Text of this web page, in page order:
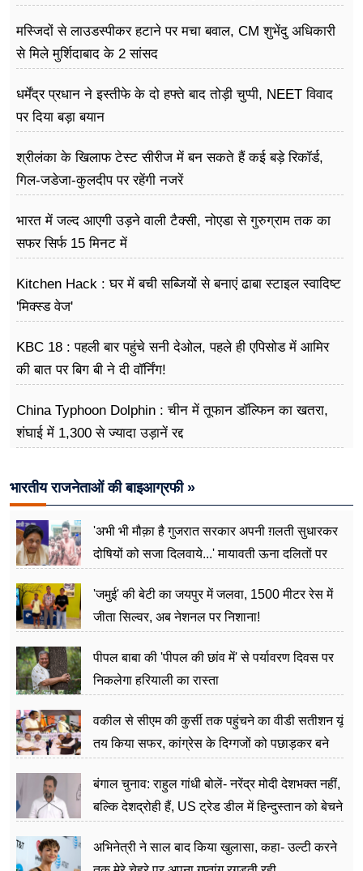
मस्जिदों से लाउडस्पीकर हटाने पर मचा बवाल, CM शुभेंदु अधिकारी
से मिले मुर्शिदाबाद के 2 सांसद
धर्मेंद्र प्रधान ने इस्तीफे के दो हफ्ते बाद तोड़ी चुप्पी, NEET विवाद
पर दिया बड़ा बयान
श्रीलंका के खिलाफ टेस्ट सीरीज में बन सकते हैं कई बड़े रिकॉर्ड,
गिल-जडेजा-कुलदीप पर रहेंगी नजरें
भारत में जल्द आएगी उड़ने वाली टैक्सी, नोएडा से गुरुग्राम तक का
सफर सिर्फ 15 मिनट में
Kitchen Hack : घर में बची सब्जियों से बनाएं ढाबा स्टाइल स्वादिष्ट
'मिक्स्ड वेज'
KBC 18 : पहली बार पहुंचे सनी देओल, पहले ही एपिसोड में आमिर
की बात पर बिग बी ने दी वॉर्निंग!
China Typhoon Dolphin : चीन में तूफान डॉल्फिन का खतरा,
शंघाई में 1,300 से ज्यादा उड़ानें रद्द
भारतीय राजनेताओं की बाइआग्रफी »
'अभी भी मौक़ा है गुजरात सरकार अपनी ग़लती सुधारकर
दोषियों को सजा दिलवाये...' मायावती ऊना दलितों पर
'जमुई' की बेटी का जयपुर में जलवा, 1500 मीटर रेस में
जीता सिल्वर, अब नेशनल पर निशाना!
पीपल बाबा की 'पीपल की छांव में' से पर्यावरण दिवस पर
निकलेगा हरियाली का रास्ता
वकील से सीएम की कुर्सी तक पहुंचने का वीडी सतीशन यूं
तय किया सफर, कांग्रेस के दिग्गजों को पछाड़कर बने
बंगाल चुनाव: राहुल गांधी बोलें- नरेंद्र मोदी देशभक्त नहीं,
बल्कि देशद्रोही हैं, US ट्रेड डील में हिन्दुस्तान को बेचने
अभिनेत्री ने साल बाद किया खुलासा, कहा- उल्टी करने